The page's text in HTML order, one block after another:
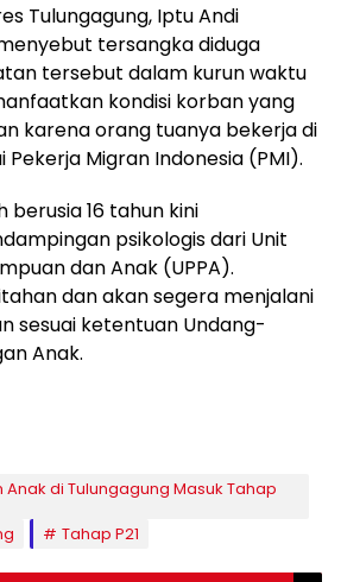
Tulungagung, Iptu Andi
tersangka diduga
tersebut dalam kurun waktu
kondisi korban yang
karena orang tuanya bekerja di
Migran Indonesia (PMI).
berusia 16 tahun kini
psikologis dari Unit
dan Anak (UPPA).
dan akan segera menjalani
sesuai ketentuan Undang-
Anak.
di Tulungagung Masuk Tahap
Tahap P21